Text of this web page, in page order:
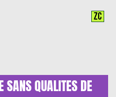
SANS QUALITES DE
ZC